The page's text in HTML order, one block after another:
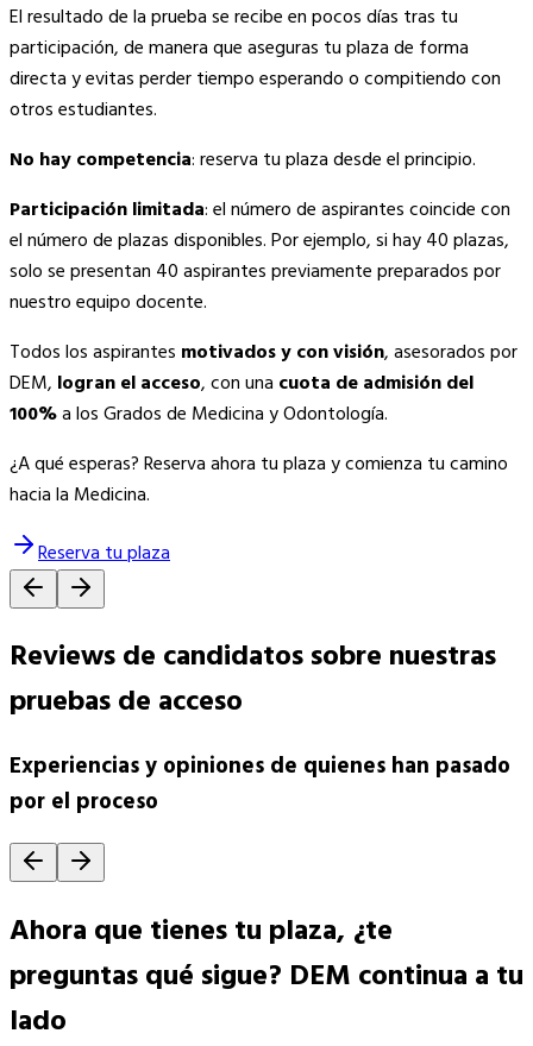
El resultado de la prueba se recibe en pocos días tras tu
participación, de manera que aseguras tu plaza de forma
directa y evitas perder tiempo esperando o compitiendo con
otros estudiantes.
No hay competencia: reserva tu plaza desde el principio.
Participación limitada: el número de aspirantes coincide con
el número de plazas disponibles. Por ejemplo, si hay 40 plazas,
solo se presentan 40 aspirantes previamente preparados por
nuestro equipo docente.
Todos los aspirantes motivados y con visión, asesorados por
DEM, logran el acceso, con una cuota de admisión del
100%a los Grados de Medicina y Odontología.
¿A qué esperas? Reserva ahora tu plaza y comienza tu camino
hacia la Medicina.
Reserva tu plaza
Reviews de candidatos sobre nuestras
pruebas de acceso
Experiencias y opiniones de quienes han pasado
por el proceso
Ahora que tienes tu plaza, ¿te
preguntas qué sigue? DEM continua a tu
lado